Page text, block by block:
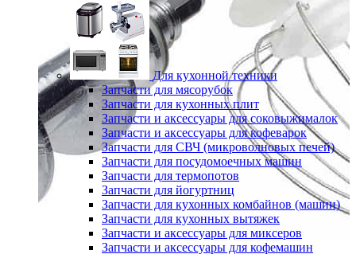
Для кухонной техники
Запчасти для мясорубок
Запчасти для кухонных плит
Запчасти и аксессуары для соковыжималок
Запчасти и аксессуары для кофеварок
Запчасти для СВЧ (микроволновых печей)
Запчасти для посудомоечных машин
Запчасти для термопотов
Запчасти для йогуртниц
Запчасти для кухонных комбайнов (машин)
Запчасти для кухонных вытяжек
Запчасти и аксессуары для миксеров
Запчасти и аксессуары для кофемашин